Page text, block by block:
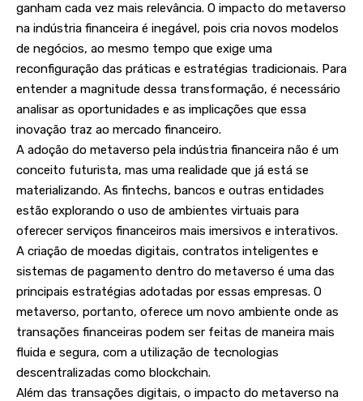
ganham cada vez mais relevância. O impacto do metaverso
na indústria financeira é inegável, pois cria novos modelos
de negócios, ao mesmo tempo que exige uma
reconfiguração das práticas e estratégias tradicionais. Para
entender a magnitude dessa transformação, é necessário
analisar as oportunidades e as implicações que essa
inovação traz ao mercado financeiro.
A adoção do metaverso pela indústria financeira não é um
conceito futurista, mas uma realidade que já está se
materializando. As fintechs, bancos e outras entidades
estão explorando o uso de ambientes virtuais para
oferecer serviços financeiros mais imersivos e interativos.
A criação de moedas digitais, contratos inteligentes e
sistemas de pagamento dentro do metaverso é uma das
principais estratégias adotadas por essas empresas. O
metaverso, portanto, oferece um novo ambiente onde as
transações financeiras podem ser feitas de maneira mais
fluida e segura, com a utilização de tecnologias
descentralizadas como blockchain.
Além das transações digitais, o impacto do metaverso na